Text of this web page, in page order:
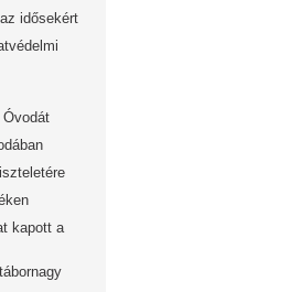
idősekért
Óvodát
kapott a